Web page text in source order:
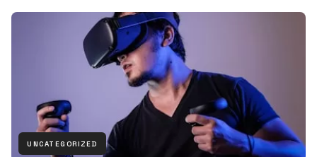
UNCATEGORIZED